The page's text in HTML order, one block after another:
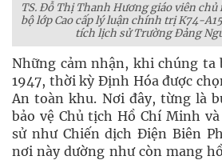
TS. Đỗ Thị Thanh Hương giáo viên
bộ lớp Cao cấp lý luận chính trị K74-
tích lịch sử Trường Đảng
Những cảm nhận, khi chúng ta
1947, thời kỳ Định Hóa được
An toàn khu. Nơi đây, từng là
bảo vệ Chủ tịch Hồ Chí Minh
sử như Chiến dịch Điện Biên
nơi này dường như còn mang